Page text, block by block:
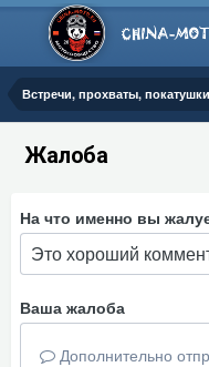
Встречи, прохваты, покатушки
Жалоба
На что именно вы
Ваша жалоба
Дополнительно